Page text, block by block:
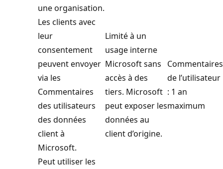
une organisation.
Les clients avec
leur
consentement
peuvent envoyer
via les
Commentaires
des utilisateurs
des données
client à
Microsoft.
Limité à un
usage interne
Microsoft sans
accès à des
tiers. Microsoft
peut exposer les
données au
client d’origine.
Commentaires
de l’utilisateur
: 1 an
maximum
Peut utiliser les